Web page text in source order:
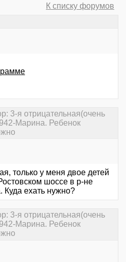
К списку форумов
3-я отрицательная(очень
Марина. Ребенок
только у меня двое детей
шоссе в р-не
ехать нужно?
3-я отрицательная(очень
Марина. Ребенок